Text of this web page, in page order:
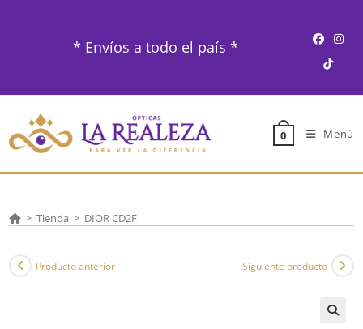
* Envíos a todo el país *
0 Menú
> Tienda > DIOR CD2F
Producto anterior Siguiente producto